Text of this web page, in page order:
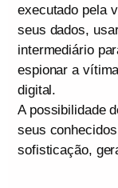
executado pela
seus dados,
intermediário
espionar a
digital.
A possibilidade
seus
sofisticação,